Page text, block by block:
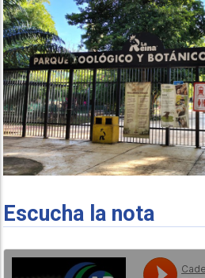
Escucha la nota